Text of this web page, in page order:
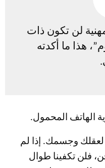
لن تكون ذات
هذا ما أكدته
الهاتف المحمول.
وجسمك. إذا لم
فلن تكفينا طوال